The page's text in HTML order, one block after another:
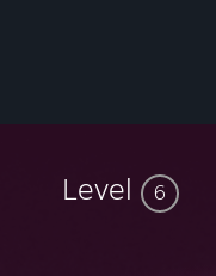
Level 6